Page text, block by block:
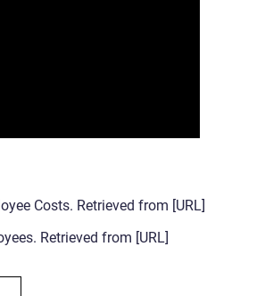
Costs. Retrieved from [URL]
Retrieved from [URL]